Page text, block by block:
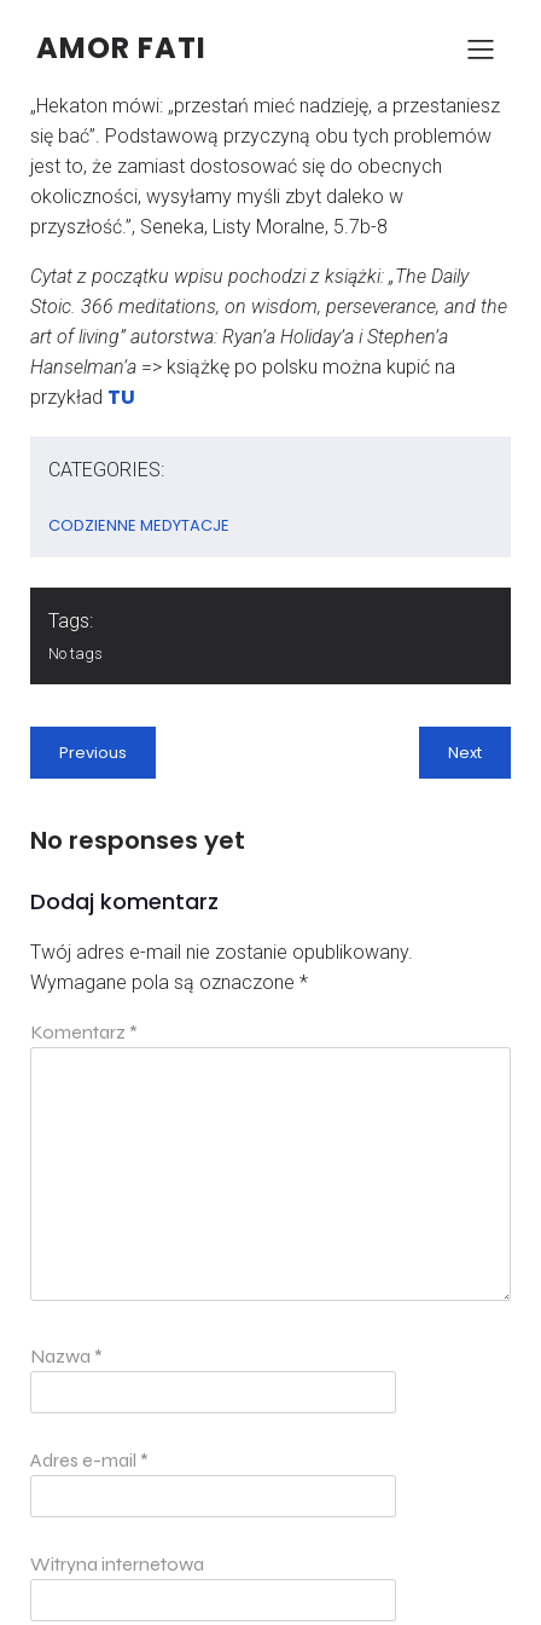
AMOR FATI
KONRAD SZCZYPCZYK
„Hekaton mówi: „przestań mieć nadzieję, a przestaniesz
się bać”. Podstawową przyczyną obu tych problemów
jest to, że zamiast dostosować się do obecnych
okoliczności, wysyłamy myśli zbyt daleko w
przyszłość.”, Seneka, Listy Moralne, 5.7b-8
Cytat z początku wpisu pochodzi z książki: „The Daily
Stoic. 366 meditations, on wisdom, perseverance, and the
art of living” autorstwa: Ryan’a Holiday’a i Stephen’a
Hanselman’a => książkę po polsku można kupić na
przykład TU
CATEGORIES:
CODZIENNE MEDYTACJE
Tags:
No tags
Previous Next
No responses yet
Dodaj komentarz
Twój adres e-mail nie zostanie opublikowany.
Wymagane pola są oznaczone *
Komentarz *
Nazwa *
Adres e-mail *
Witryna internetowa